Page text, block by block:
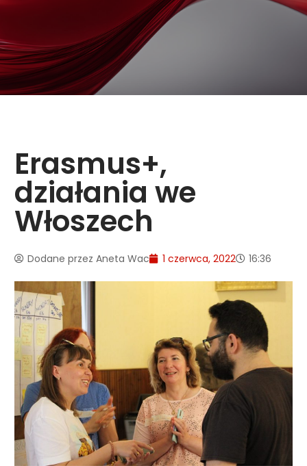
Erasmus+,
działania we
Włoszech
Dodane przez Aneta Wac 1 czerwca, 2022 16:36